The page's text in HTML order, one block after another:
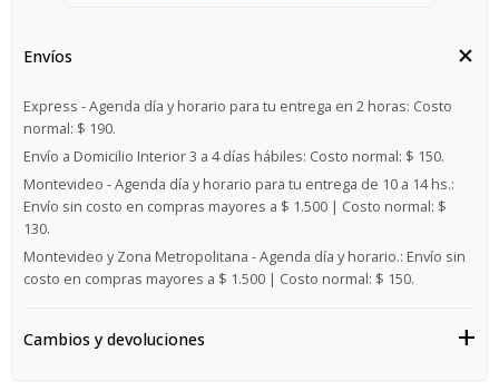
Envíos
Express - Agenda día y horario para tu entrega en 2 horas: Costo
normal: $ 190.
Envío a Domicilio Interior 3 a 4 días hábiles: Costo normal: $ 150.
Montevideo - Agenda día y horario para tu entrega de 10 a 14 hs.:
Envío sin costo en compras mayores a $ 1.500 | Costo normal: $
130.
Montevideo y Zona Metropolitana - Agenda día y horario.: Envío sin
costo en compras mayores a $ 1.500 | Costo normal: $ 150.
Cambios y devoluciones